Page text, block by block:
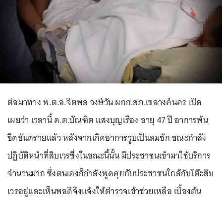
ต่อมาทาง พ.ต.อ.จิตพล วงษ์วัน ผกก.สภ.เขลางค์นคร เปิด
เผยว่า เวลานี้ ด.ต.บัณฑิต แสงบุญเรือง อายุ 47 ปี อาการพ้น
ขีดอันตรายแล้ว หลังจากเกิดอาการวูบเป็นลมชัก ขณะกำลัง
ปฏิบัติหน้าที่สิบเวรซึ่งในขณะนี้นั้น มีประชาชนเข้ามาใช้บริการ
จำนวนมาก ซึ่งตนเองก็กำลังพูดคุยกับประชาชนใกล้กับโต๊ะสิบ
เวรอยู่และเห็นพอดีจึงแจ้งให้ตำรวจเข้าช่วยเหลือ เบื้องต้น